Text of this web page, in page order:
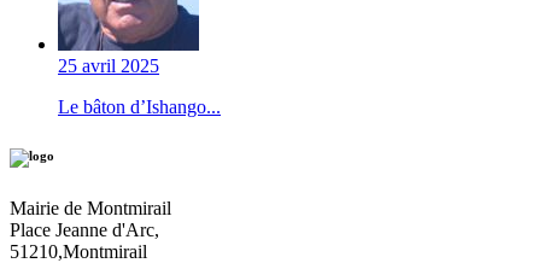
25 avril 2025
Le bâton d’Ishango...
Mairie de Montmirail
Place Jeanne d'Arc,
51210,Montmirail